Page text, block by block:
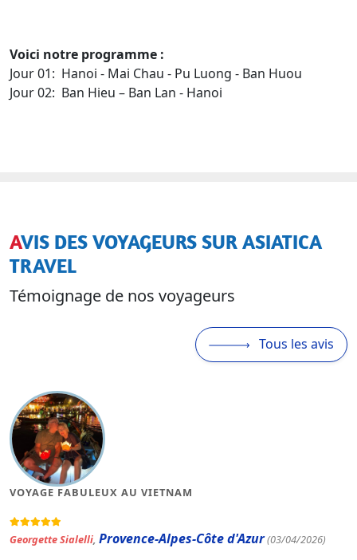
Voici notre programme :
Jour 01: Hanoi - Mai Chau - Pu Luong - Ban Huou
Jour 02: Ban Hieu – Ban Lan - Hanoi
AVIS DES VOYAGEURS SUR ASIATICA
TRAVEL
Témoignage de nos voyageurs
Tous les avis
VOYAGE FABULEUX AU VIETNAM
Georgette Sialelli, Provence-Alpes-Côte d'Azur(03/04/2026)